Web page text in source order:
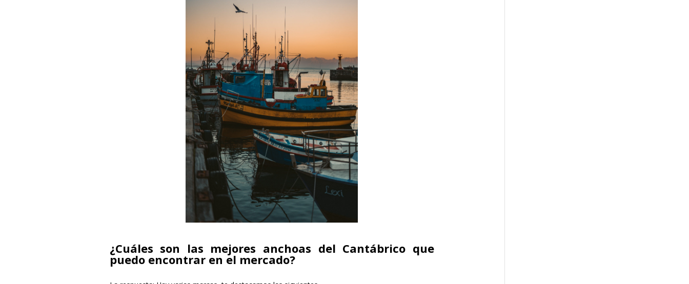
¿Cuáles son las mejores anchoas del Cantábrico que
puedo encontrar en el mercado?